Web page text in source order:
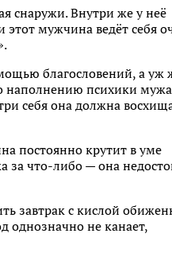
снаружи. Внутри же у неё
этот мужчина ведёт себя
благословений, а уж
наполнению психики мужа
себя она должна
постоянно крутит в уме
за что-либо — она
завтрак с кислой
однозначно не канает,